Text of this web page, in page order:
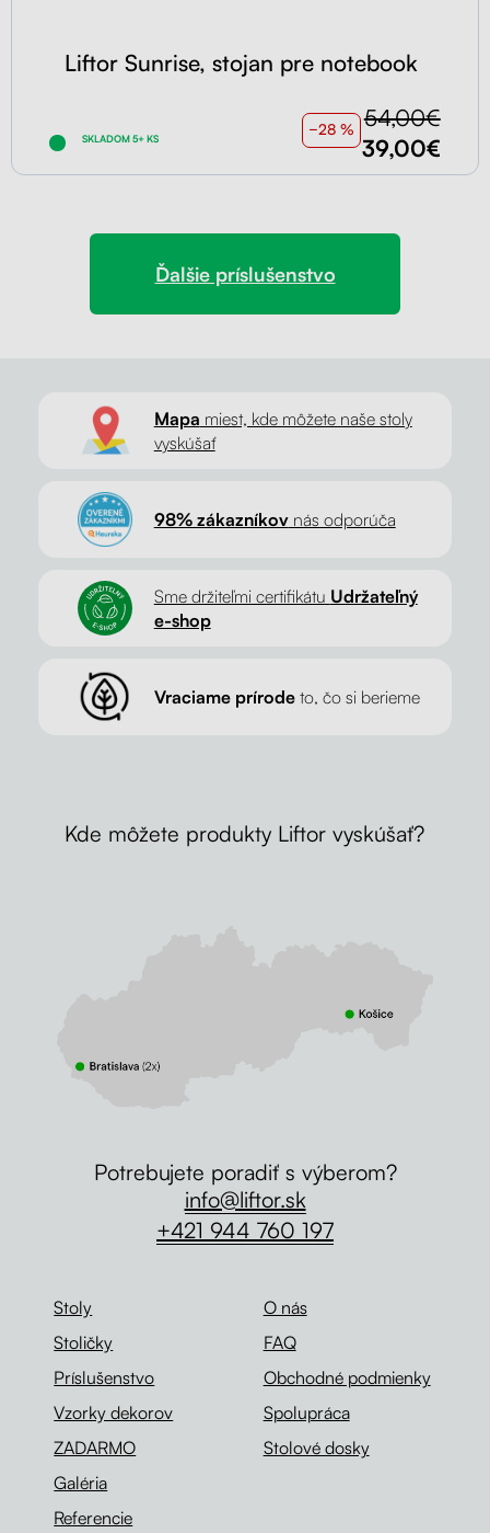
Liftor Sunrise, stojan pre notebook
SKLADOM 5+ KS
−28 % 54,00€
39,00€
Ďalšie príslušenstvo
Mapa miest, kde môžete naše stoly
vyskúšať
98% zákazníkovnás odporúča
Sme držiteľmi certifikátu Udržateľný
e-shop
Vraciame prírodeto, čo si berieme
Kde môžete produkty Liftor vyskúšať?
Stoly
Stoličky
Príslušenstvo
Vzorky dekorov
ZADARMO
Galéria
Referencie
O nás
FAQ
Obchodné podmienky
Spolupráca
Stolové dosky
Potrebujete poradiť s výberom?
info@liftor.sk
+421 944 760 197